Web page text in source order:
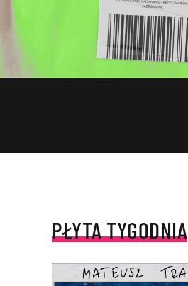
PŁYTA TYGODNIA